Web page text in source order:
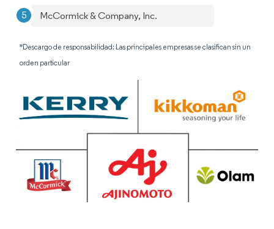
McCormick & Company, Inc.
*Descargo de responsabilidad: Las principales empresas se clasifican sin un
orden particular